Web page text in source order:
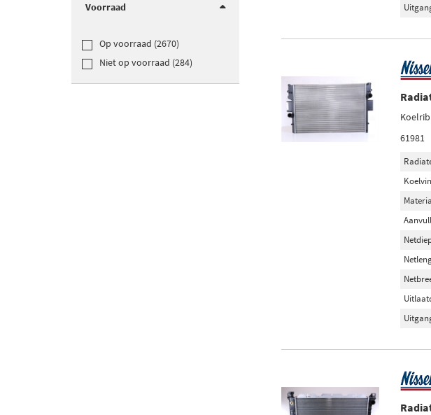
Voorraad
Op voorraad (2670)
Niet op voorraad (284)
61981